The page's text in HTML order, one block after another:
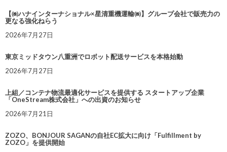
【㈱ハナインターナショナル×星清重機運輸㈱】グループ会社で販売力の
更なる強化ねらう
2026年7月27日
東京ミッドタウン八重洲でロボット配送サービスを本格始動
2026年7月27日
上組／コンテナ物流最適化サービスを提供する スタートアップ企業
「OneStream株式会社」への出資のお知らせ
2026年7月21日
ZOZO、BONJOUR SAGANの自社EC拡大に向け「Fulfillment by
ZOZO」を提供開始